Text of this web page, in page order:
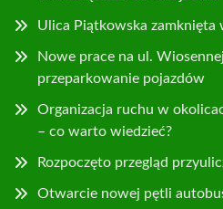
Ulica Piątkowska zamknięta
Nowe prace na ul.
przeparkowanie pojazdów
Organizacja ruchu w
– co warto wiedzieć?
Rozpoczęto przegląd
Otwarcie nowej pętli